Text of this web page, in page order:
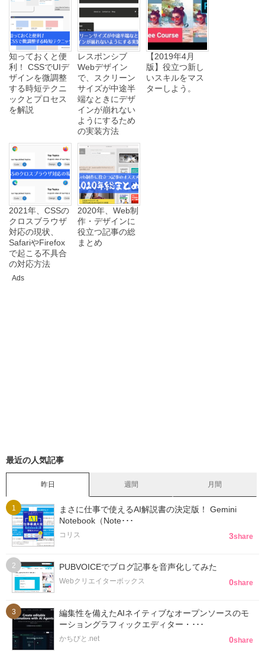
知っておくと便
利！ CSSでUIデ
ザインを微調整
する時短テクニ
ックとプロセス
を解説
レスポンシブ
Webデザイン
で、スクリーン
サイズが中途半
端なときにデザ
インが崩れない
ようにするため
の実装方法
【2019年4月
版】役立つ新し
いスキルをマス
ターしよう。
2021年、CSSの
クロスブラウザ
対応の現状、
SafariやFirefox
で起こる不具合
の対応方法
2020年、Web制
作・デザインに
役立つ記事の総
まとめ
Ads
最近の人気記事
昨日 週間 月間
まさに仕事で使えるAI解説書の決定版！ Gemini
Notebook（Note･･･
コリス 3share
PUBVOICEでブログ記事を音声化してみた
Webクリエイターボックス 0share
編集性を備えたAIネイティブなオープンソースのモ
ーショングラフィックエディター・･･･
かちびと.net 0share